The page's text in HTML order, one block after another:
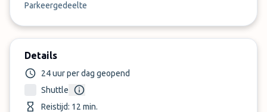
Parkeergedeelte
Details
24 uur per dag geopend
Shuttle
Reistijd: 12 min.